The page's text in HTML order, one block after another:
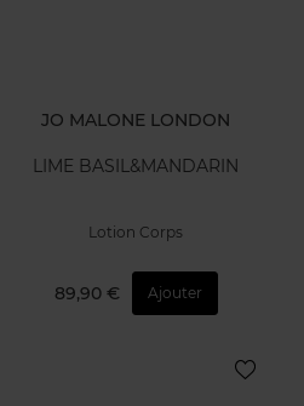
JO MALONE LONDON
LIME BASIL&MANDARIN
Lotion Corps
89,90 € Ajouter